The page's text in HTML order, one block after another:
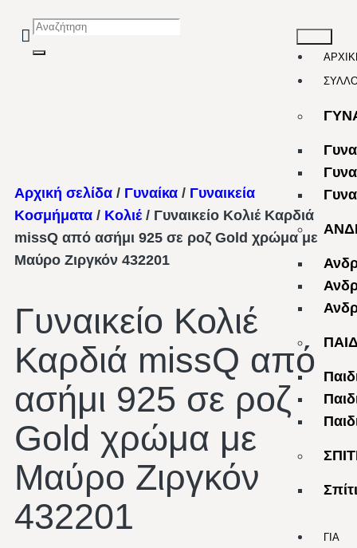
ΓΙΑ
Αρχική σελίδα / Γυναίκα / Γυναικεία
Κοσμήματα / Κολιέ / Γυναικείο Κολιέ Καρδιά
missQ από ασήμι 925 σε ροζ Gold χρώμα με
Μαύρο Ζιργκόν 432201
Γυναικείο Κολιέ
Καρδιά missQ από
ασήμι 925 σε ροζ
Gold χρώμα με
Μαύρο Ζιργκόν
432201